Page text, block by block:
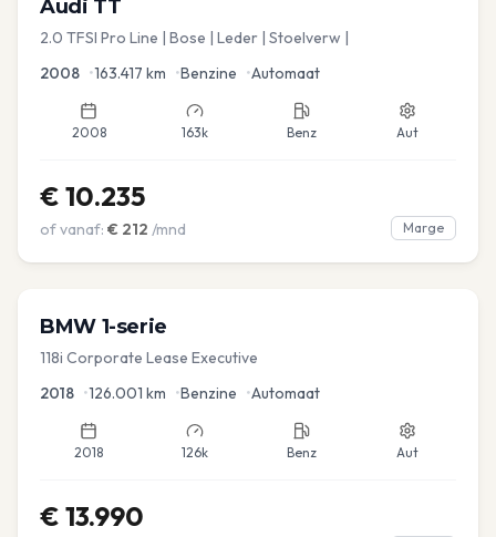
Audi TT
2.0 TFSI Pro Line | Bose | Leder | Stoelverw |
2008 •163.417 km •Benzine •Automaat
2008 163k Benz Aut
€ 10.235
of vanaf: € 212 /mnd Marge
BMW 1-serie
118i Corporate Lease Executive
2018 •126.001 km •Benzine •Automaat
2018 126k Benz Aut
€ 13.990